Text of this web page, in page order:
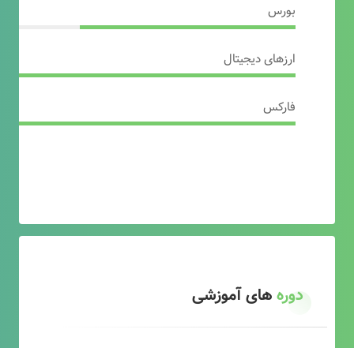
بورس
ارزهای دیجیتال
فارکس
دورههای آموزشی